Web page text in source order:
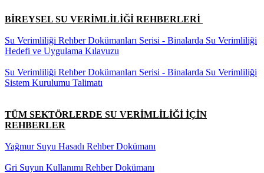
BİREYSEL SU VERİMLİLİĞİ REHBERLERİ
Su Verimliliği Rehber Dokümanları Serisi - Binalarda Su Verimliliği
Hedefi ve Uygulama Kılavuzu
Su Verimliliği Rehber Dokümanları Serisi - Binalarda Su Verimliliği
Sistem Kurulumu Talimatı
TÜM SEKTÖRLERDE SU VERİMLİLİĞİ İÇİN
REHBERLER
Yağmur Suyu Hasadı Rehber Dokümanı
Gri Suyun Kullanımı Rehber Dokümanı